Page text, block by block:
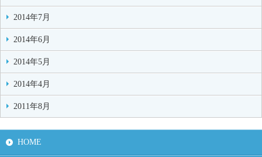
2014年7月
2014年6月
2014年5月
2014年4月
2011年8月
HOME